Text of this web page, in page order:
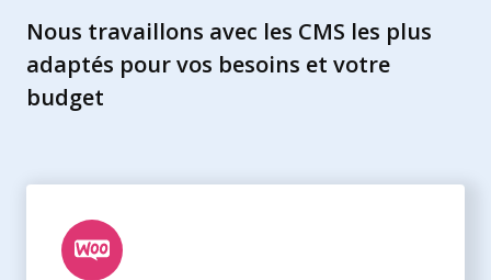
Nous travaillons avec les CMS les plus
adaptés pour vos besoins et votre
budget